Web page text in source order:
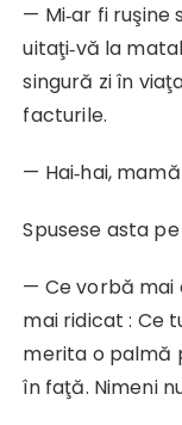
— Mi‑ar fi ruşine
uitaţi‑vă la
singură zi în
facturile.
— Hai‑hai,
Spusese asta
— Ce vorbă mai
mai ridicat : Ce
merita o palmă
în faţă. Nimeni